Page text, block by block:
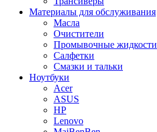
Материалы для обслуживания
Масла
Очистители
Промывочные жидкости
Салфетки
Смазки и тальки
Ноутбуки
Acer
ASUS
HP
Lenovo